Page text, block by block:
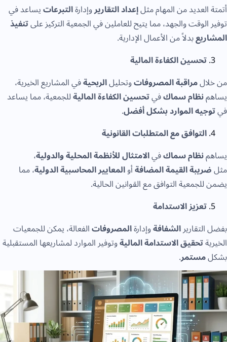
من المهام مثلإعداد التقاريروإدارةالتبرعاتيساعد في
والجهد، مما يتيح للعاملين في الجمعية التركيز علىتنفيذ
بدلاً من الأعمال الإدارية.
تحسين الكفاءة المالية
مراقبة المصروفاتوتحليلالربحيةفي المشاريع الخيرية،
نظام سماكفيتحسين الكفاءة الماليةللجمعية، مما يساعد
الموارد بشكل أفضل.
التوافق مع المتطلبات القانونية
نظام سماكفيالامتثال للأنظمة المحلية والدولية،
القيمة المضافةأوالمعايير المحاسبية الدولية، مما
التوافق مع القوانين الحالية.
تعزيز الاستدامة
الشفافةوإدارةالمصروفاتالفعالة، يمكن للجمعيات
تحقيق الاستدامة الماليةوتوفير الموارد لمشاريعها المستقبلية
مستمر.